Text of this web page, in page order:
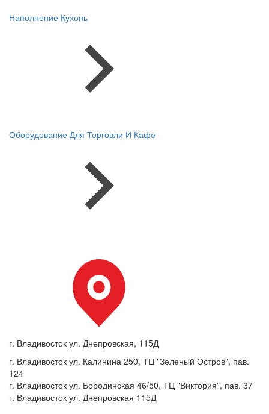
Наполнение Кухонь
Оборудование Для Торговли И Кафе
г. Владивосток ул. Днепровская, 115Д
г. Владивосток ул. Калинина 250, ТЦ "Зеленый Остров", пав.
124
г. Владивосток ул. Бородинская 46/50, ТЦ "Виктория", пав. 37
г. Владивосток ул. Днепровская 115Д